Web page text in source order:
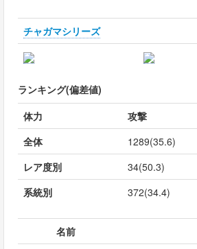
チャガマシリーズ
ランキング(偏差値)
体力
攻撃
全体
1289(35.6)
レア度別
34(50.3)
系統別
372(34.4)
名前